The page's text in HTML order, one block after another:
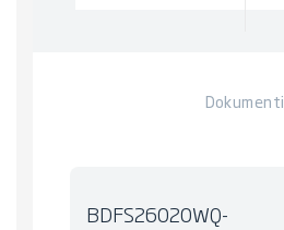
Dokumenti
BDFS26020WQ-